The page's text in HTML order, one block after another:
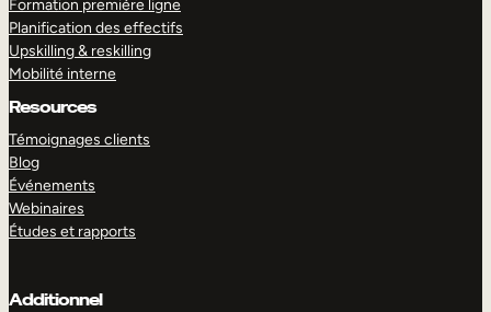
Formation première ligne
Planification des effectifs
Upskilling & reskilling
Mobilité interne
Resources
Témoignages clients
Blog
Événements
Webinaires
Études et rapports
Additionnel